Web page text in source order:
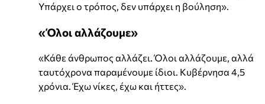
Υπάρχει ο τρόπος, δεν υπάρχει η βούληση».
«Όλοι αλλάζουμε»
«Κάθε άνθρωπος αλλάζει. Όλοι αλλάζουμε, αλλά
ταυτόχρονα παραμένουμε ίδιοι. Κυβέρνησα 4,5
χρόνια. Έχω νίκες, έχω και ήττες».